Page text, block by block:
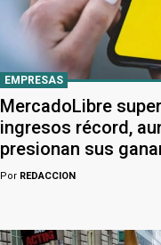
EMPRESAS
MercadoLibre
ingresos récord,
presionan sus
Por REDACCION